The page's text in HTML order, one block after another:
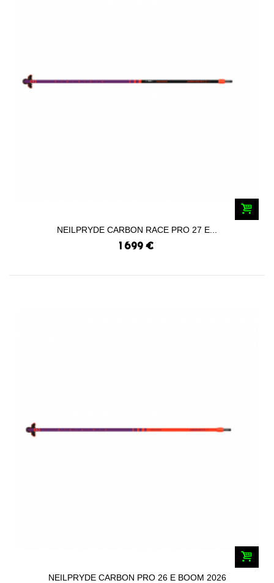
NEILPRYDE CARBON RACE PRO 27 E...
1 699 €
NEILPRYDE CARBON PRO 26 E BOOM 2026